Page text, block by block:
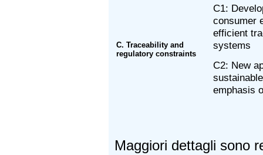
C. Traceability and
regulatory constraints
C1:
consumer
efficient
systems
C2: New
emphasis
Maggiori dettagli sono